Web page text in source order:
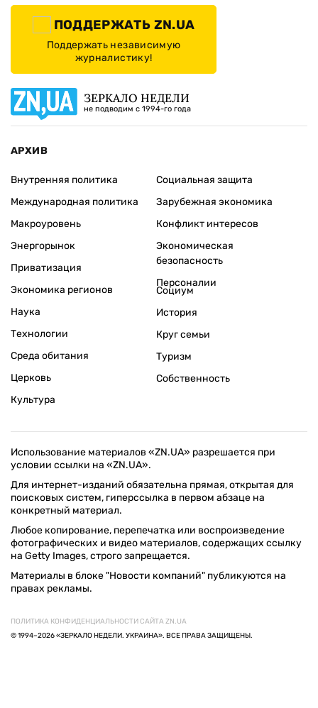
ПОДДЕРЖАТЬ ZN.UA
Поддержать независимую
журналистику!
ЗЕРКАЛО НЕДЕЛИ
не подводим с 1994-го года
АРХИВ
Внутренняя политика
Международная политика
Макроуровень
Энергорынок
Приватизация
Экономика регионов
Социальная защита
Зарубежная экономика
Конфликт интересов
Экономическая
безопасность
Персоналии
Наука
Технологии
Среда обитания
Церковь
Культура
Социум
История
Круг семьи
Туризм
Собственность
Использование материалов «ZN.UA» разрешается при
условии ссылки на «ZN.UA».
Для интернет-изданий обязательна прямая, открытая для
поисковых систем, гиперссылка в первом абзаце на
конкретный материал.
Любое копирование, перепечатка или воспроизведение
фотографических и видео материалов, содержащих ссылку
на Getty Images, строго запрещается.
Материалы в блоке "Новости компаний" публикуются на
правах рекламы.
ПОЛИТИКА КОНФИДЕНЦИАЛЬНОСТИ САЙТА ZN.UA
© 1994–2026 «ЗЕРКАЛО НЕДЕЛИ. УКРАИНА». ВСЕ ПРАВА ЗАЩИЩЕНЫ.